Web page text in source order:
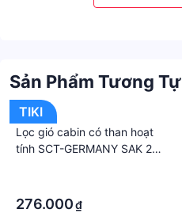
Sản Phẩm Tương Tự
TIKI
Lọc gió cabin có than hoạt
tính SCT-GERMANY SAK 208
276.000₫